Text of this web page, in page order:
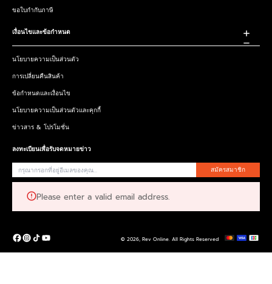
ขอใบกำกับภาษี
เงื่อนไขและข้อกำหนด
นโยบายความเป็นส่วนตัว
การเปลี่ยนคืนสินค้า
ข้อกำหนดและเงื่อนไข
นโยบายความเป็นส่วนตัวและคุกกี้
ข่าวสาร & โปรโมชั่น
ลงทะเบียนเพื่อรับจดหมายข่าว
สมัครสมาชิก
Please enter a valid email address.
© 2026, Rev Online. All Rights Reserved